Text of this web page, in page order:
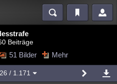
Videos
Beiträge
51 Bilder Mehr
/ 1.171